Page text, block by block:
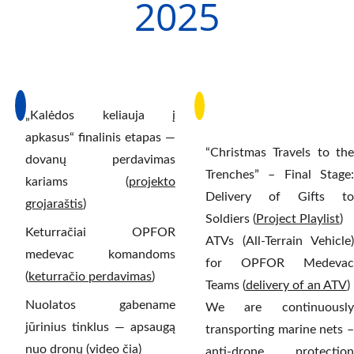
„Kalėdos keliauja į
apkasus“ finalinis etapas —
dovanų perdavimas
kariams (projekto
grojaraštis)
Keturračiai OPFOR
medevac komandoms
(keturračio perdavimas)
Nuolatos gabename
jūrinius tinklus — apsaugą
nuo dronų (video čia)
2025
“Christmas Travels to the
Trenches” – Final Stage:
Delivery of Gifts to
Soldiers (Project Playlist)
ATVs (All-Terrain Vehicle)
for OPFOR Medevac
Teams (delivery of an ATV)
We are continuously
transporting marine nets –
anti-drone protection